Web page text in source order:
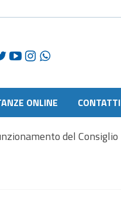
ONLINE CONTATTI
del Consiglio